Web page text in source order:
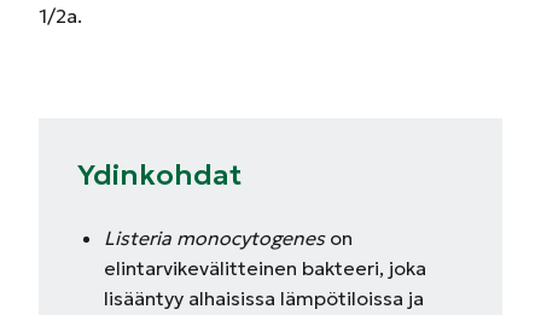
1/2a.
Ydinkohdat
Listeria monocytogeneson
elintarvikevälitteinen bakteeri, joka
lisääntyy alhaisissa lämpötiloissa ja